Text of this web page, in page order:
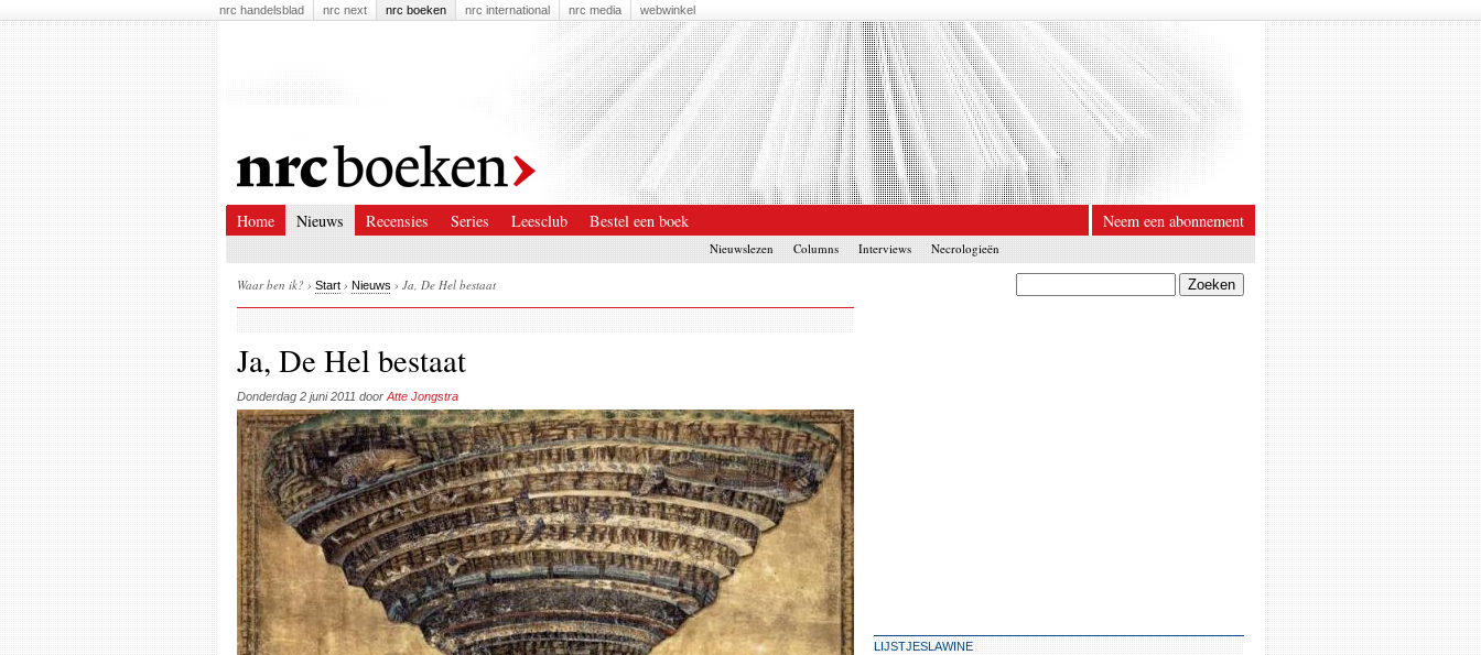
nrc handelsblad nrc next nrc boeken nrc international nrc media webwinkel
Waar ben ik? › Start › Nieuws › Ja, De Hel bestaat
Ja, De Hel bestaat
Donderdag 2 juni 2011 door Atte Jongstra
Home Nieuws Recensies Series Leesclub Bestel een boek Neem een abonnement
Nieuwslezen Columns Interviews Necrologieën
LIJSTJESLAWINE